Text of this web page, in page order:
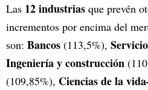
Las 12 industrias que prevén
incrementos por encima del
son: Bancos (113,5%),
Ingeniería y construcción
(109,85%), Ciencias de la